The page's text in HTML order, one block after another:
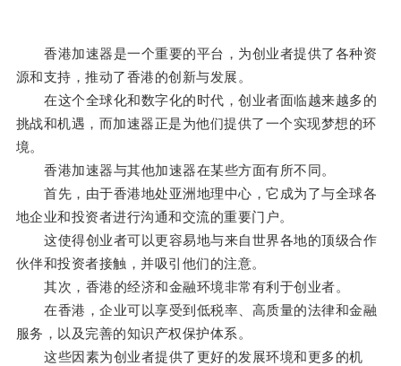
香港加速器是一个重要的平台，为创业者提供了各种资
源和支持，推动了香港的创新与发展。
在这个全球化和数字化的时代，创业者面临越来越多的
挑战和机遇，而加速器正是为他们提供了一个实现梦想的环
境。
香港加速器与其他加速器在某些方面有所不同。
首先，由于香港地处亚洲地理中心，它成为了与全球各
地企业和投资者进行沟通和交流的重要门户。
这使得创业者可以更容易地与来自世界各地的顶级合作
伙伴和投资者接触，并吸引他们的注意。
其次，香港的经济和金融环境非常有利于创业者。
在香港，企业可以享受到低税率、高质量的法律和金融
服务，以及完善的知识产权保护体系。
这些因素为创业者提供了更好的发展环境和更多的机